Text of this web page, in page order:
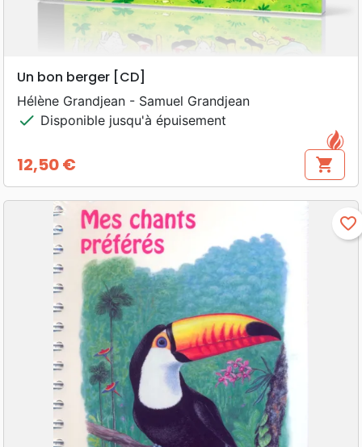
Un bon berger [CD]
Hélène Grandjean - Samuel Grandjean
check Disponible jusqu'à épuisement
Prix
12,50 € shopping_cart
favorite_border